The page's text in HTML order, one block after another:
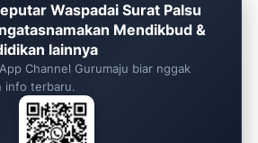
Waspadai Surat Palsu
Mendikbud &
lainnya
Channel Gurumaju biar nggak
info terbaru.